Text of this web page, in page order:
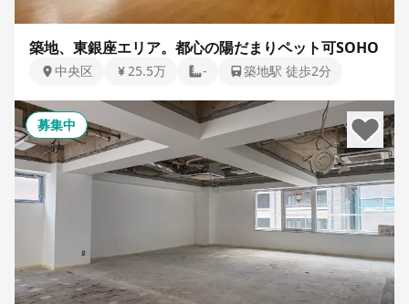
築地、東銀座エリア。都心の陽だまりペット可SOHO
中央区 25.5万 - 築地駅 徒歩2分
募集中